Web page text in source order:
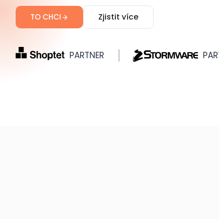
TO CHCI Zjistit více
PARTNER